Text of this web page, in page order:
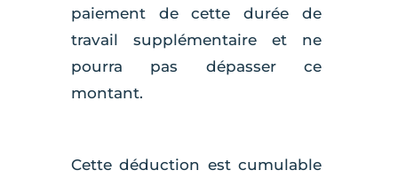
paiement de cette durée de
travail supplémentaire et ne
pourra pas dépasser ce
montant.
Cette déduction est cumulable